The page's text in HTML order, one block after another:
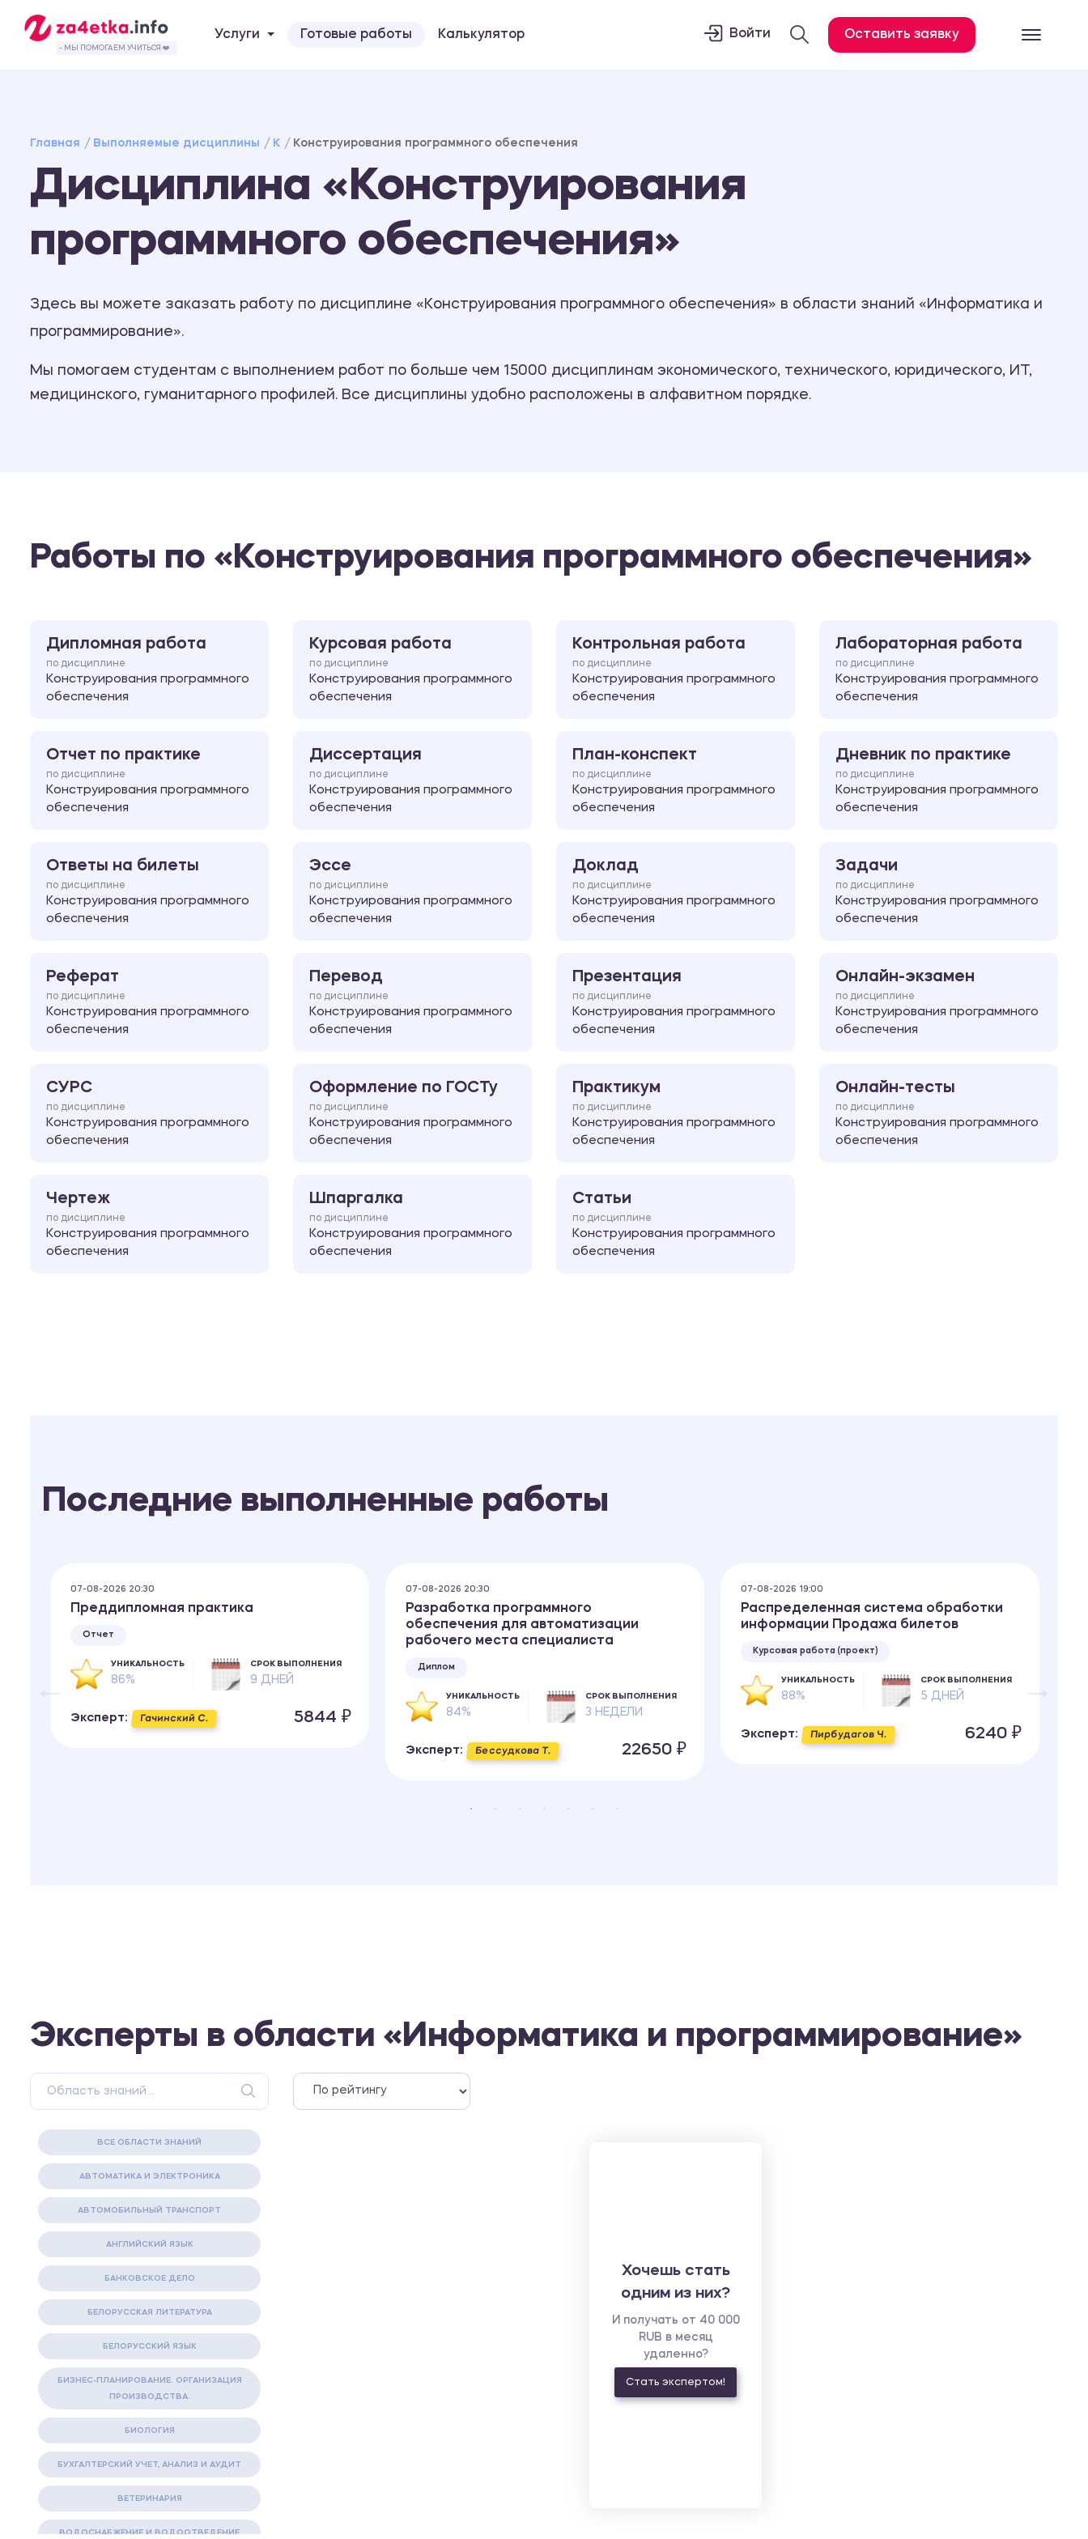
Диссертация
Ответы на билеты
- МЫ ПОМОГАЕМ УЧИТЬСЯ ❤️
Услуги Готовые работы Калькулятор Войти Оставить заявку
Главная Выполняемые дисциплины К Конструирования программного обеспечения
Дисциплина «Конструирования
программного обеспечения»
Здесь вы можете заказать работу по дисциплине «Конструирования программного обеспечения» в области знаний «Информатика и
программирование».
Мы помогаем студентам с выполнением работ по больше чем 15000 дисциплинам экономического, технического, юридического, ИТ,
медицинского, гуманитарного профилей. Все дисциплины удобно расположены в алфавитном порядке.
Работы по «Конструирования программного обеспечения»
Дипломная работа
по дисциплине
Конструирования программного
обеспечения
Курсовая работа
по дисциплине
Конструирования программного
обеспечения
Контрольная работа
по дисциплине
Конструирования программного
обеспечения
Лабораторная работа
по дисциплине
Конструирования программного
обеспечения
Отчет по практике
по дисциплине
Конструирования программного
обеспечения
Диссертация
по дисциплине
Конструирования программного
обеспечения
План-конспект
по дисциплине
Конструирования программного
обеспечения
Дневник по практике
по дисциплине
Конструирования программного
обеспечения
Ответы на билеты
по дисциплине
Конструирования программного
обеспечения
Эссе
по дисциплине
Конструирования программного
обеспечения
Доклад
по дисциплине
Конструирования программного
обеспечения
Задачи
по дисциплине
Конструирования программного
обеспечения
Реферат
по дисциплине
Конструирования программного
обеспечения
Перевод
по дисциплине
Конструирования программного
обеспечения
Презентация
по дисциплине
Конструирования программного
обеспечения
Онлайн-экзамен
по дисциплине
Конструирования программного
обеспечения
СУРС
по дисциплине
Конструирования программного
обеспечения
Оформление по ГОСТу
по дисциплине
Конструирования программного
обеспечения
Практикум
по дисциплине
Конструирования программного
обеспечения
Онлайн-тесты
по дисциплине
Конструирования программного
обеспечения
Чертеж
по дисциплине
Конструирования программного
обеспечения
Шпаргалка
по дисциплине
Конструирования программного
обеспечения
Статьи
по дисциплине
Конструирования программного
обеспечения
Последние выполненные работы
07-08-2026 20:30
Преддипломная практика
Отчет
УНИКАЛЬНОСТЬ
86%
СРОК ВЫПОЛНЕНИЯ
9 ДНЕЙ
Эксперт: Гачинский С. 5844 ₽
07-08-2026 20:30
Разработка программного
обеспечения для автоматизации
рабочего места специалиста
Диплом
УНИКАЛЬНОСТЬ
84%
СРОК ВЫПОЛНЕНИЯ
3 НЕДЕЛИ
Эксперт: Бессудкова Т. 22650 ₽
07-08-2026 19:00
Распределенная система обработки
информации Продажа билетов
Курсовая работа (проект)
УНИКАЛЬНОСТЬ
88%
СРОК ВЫПОЛНЕНИЯ
5 ДНЕЙ
Эксперт: Пирбудагов Ч. 6240 ₽
Эксперты в области «Информатика и программирование»
ВСЕ ОБЛАСТИ ЗНАНИЙ
АВТОМАТИКА И ЭЛЕКТРОНИКА
АВТОМОБИЛЬНЫЙ ТРАНСПОРТ
АНГЛИЙСКИЙ ЯЗЫК
БАНКОВСКОЕ ДЕЛО
БЕЛОРУССКАЯ ЛИТЕРАТУРА
БЕЛОРУССКИЙ ЯЗЫК
БИЗНЕС-ПЛАНИРОВАНИЕ. ОРГАНИЗАЦИЯ
ПРОИЗВОДСТВА.
БИОЛОГИЯ
БУХГАЛТЕРСКИЙ УЧЕТ, АНАЛИЗ И АУДИТ
ВЕТЕРИНАРИЯ
ВОДОСНАБЖЕНИЕ И ВОДООТВЕДЕНИЕ
Хочешь стать
одним из них?
И получать от 40 000
RUB в месяц
удаленно?
Стать экспертом!